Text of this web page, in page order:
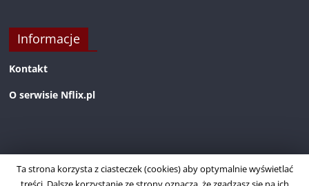
Informacje
Kontakt
O serwisie Nflix.pl
Ta strona korzysta z ciasteczek (cookies) aby optymalnie wyświetlać